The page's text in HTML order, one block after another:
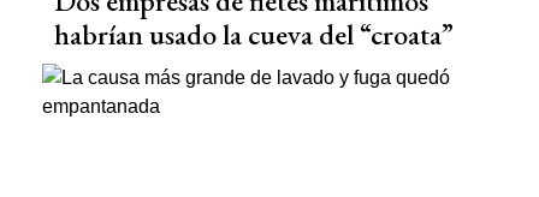
habrían usado la cueva del “croata”